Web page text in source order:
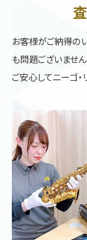
お客様がご納得の
も問題ございませ
ご安心してニーゴ